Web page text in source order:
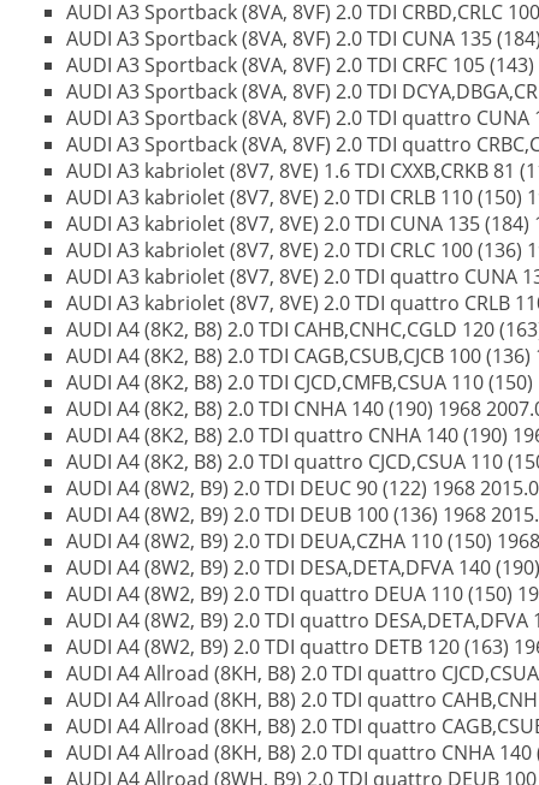
AUDI A3 Sportback (8VA, 8VF) 2.0 TDI CRBD,CRLC
AUDI A3 Sportback (8VA, 8VF) 2.0 TDI CUNA 135
AUDI A3 Sportback (8VA, 8VF) 2.0 TDI CRFC 105
AUDI A3 Sportback (8VA, 8VF) 2.0 TDI
AUDI A3 Sportback (8VA, 8VF) 2.0 TDI quattro CUNA
AUDI A3 Sportback (8VA, 8VF) 2.0 TDI quattro
AUDI A3 kabriolet (8V7, 8VE) 1.6 TDI CXXB,CRKB 81
AUDI A3 kabriolet (8V7, 8VE) 2.0 TDI CRLB 110 (150)
AUDI A3 kabriolet (8V7, 8VE) 2.0 TDI CUNA 135 (184)
AUDI A3 kabriolet (8V7, 8VE) 2.0 TDI CRLC 100 (136)
AUDI A3 kabriolet (8V7, 8VE) 2.0 TDI quattro CUNA
AUDI A3 kabriolet (8V7, 8VE) 2.0 TDI quattro CRLB
AUDI A4 (8K2, B8) 2.0 TDI CAHB,CNHC,CGLD 120
AUDI A4 (8K2, B8) 2.0 TDI CAGB,CSUB,CJCB 100
AUDI A4 (8K2, B8) 2.0 TDI CJCD,CMFB,CSUA 110
AUDI A4 (8K2, B8) 2.0 TDI CNHA 140 (190) 1968
AUDI A4 (8K2, B8) 2.0 TDI quattro CNHA 140 (190)
AUDI A4 (8K2, B8) 2.0 TDI quattro CJCD,CSUA 110
AUDI A4 (8W2, B9) 2.0 TDI DEUC 90 (122) 1968
AUDI A4 (8W2, B9) 2.0 TDI DEUB 100 (136) 1968
AUDI A4 (8W2, B9) 2.0 TDI DEUA,CZHA 110 (150)
AUDI A4 (8W2, B9) 2.0 TDI DESA,DETA,DFVA 140
AUDI A4 (8W2, B9) 2.0 TDI quattro DEUA 110 (150)
AUDI A4 (8W2, B9) 2.0 TDI quattro DESA,DETA,DFVA
AUDI A4 (8W2, B9) 2.0 TDI quattro DETB 120 (163)
AUDI A4 Allroad (8KH, B8) 2.0 TDI quattro
AUDI A4 Allroad (8KH, B8) 2.0 TDI quattro
AUDI A4 Allroad (8KH, B8) 2.0 TDI quattro
AUDI A4 Allroad (8KH, B8) 2.0 TDI quattro CNHA
AUDI A4 Allroad (8WH, B9) 2.0 TDI quattro DEUB